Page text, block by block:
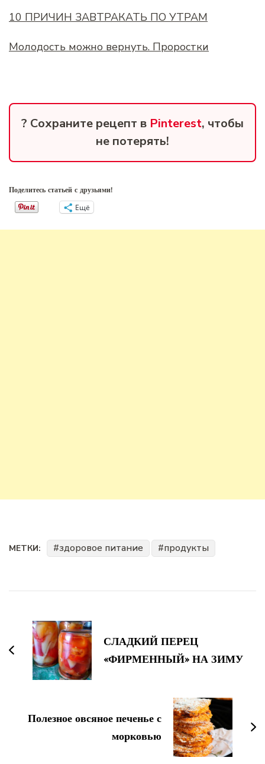
10 ПРИЧИН ЗАВТРАКАТЬ ПО УТРАМ
Молодость можно вернуть. Проростки
? Сохраните рецепт в Pinterest, чтобы
не потерять!
Поделитесь статьей с друзьями!
Ещё
МЕТКИ: здоровое питание продукты
записям
СЛАДКИЙ ПЕРЕЦ
«ФИРМЕННЫЙ» НА ЗИМУ
Полезное овсяное печенье с
морковью